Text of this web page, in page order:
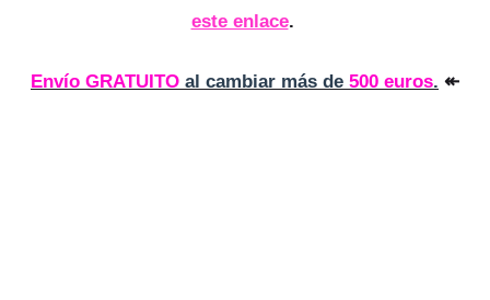
este enlace.
Envío GRATUITO al cambiar más de 500 euros. ↞